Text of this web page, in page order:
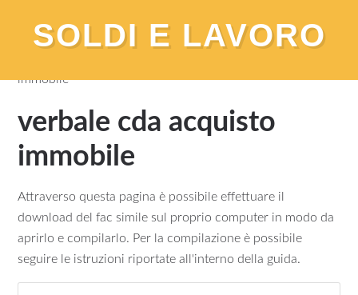
SOLDI E LAVORO
immobile
verbale cda acquisto
immobile
Attraverso questa pagina è possibile effettuare il
download del fac simile sul proprio computer in modo da
aprirlo e compilarlo. Per la compilazione è possibile
seguire le istruzioni riportate all'interno della guida.